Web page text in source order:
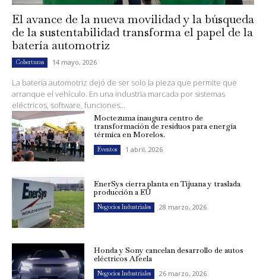
El avance de la nueva movilidad y la búsqueda
de la sustentabilidad transforma el papel de la
batería automotriz
Coberturas 14 mayo, 2026
La batería automotriz dejó de ser solo la pieza que permite que
arranque el vehículo. En una industria marcada por sistemas
eléctricos, software, funciones...
Moctezuma inaugura centro de
transformación de residuos para energía
térmica en Morelos.
Eventos 1 abril, 2026
EnerSys cierra planta en Tijuana y traslada
producción a EU
Negocios Industriales 28 marzo, 2026
Honda y Sony cancelan desarrollo de autos
eléctricos Afeela
Negocios Industriales 26 marzo, 2026